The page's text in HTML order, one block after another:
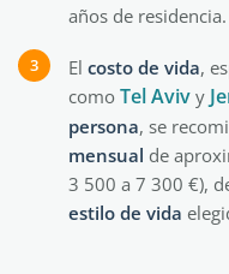
años de residencia.
El costo de vida,
como Tel Aviv y
persona, se
mensual de
3 500 a 7 300 €),
estilo de vida